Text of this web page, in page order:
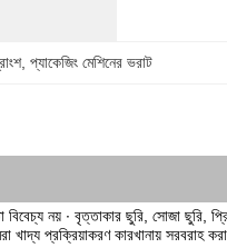
, প্যাকেজিং মেশিনের ভরাট
নয় ∙ বৃত্তাকার ছুরি, সোজা ছুরি,
খাদ্য প্রক্রিয়াকরণ কারখানায় সরবরাহ